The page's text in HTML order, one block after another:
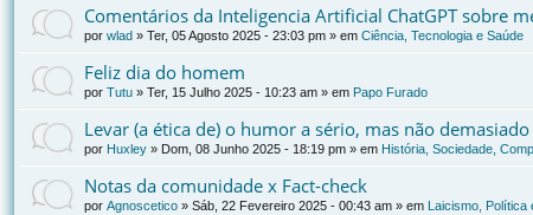
Comentários da Inteligencia Artificial ChatGPT sobre
por wlad » Ter, 05 Agosto 2025 - 23:03 pm » em Ciência, Tecnologia e Saúde
Feliz dia do homem
por Tutu » Ter, 15 Julho 2025 - 10:23 am » em Papo Furado
Levar (a ética de) o humor a sério, mas não demasiado
por Huxley » Dom, 08 Junho 2025 - 18:19 pm » em História, Sociedade,
Notas da comunidade x Fact-check
por Agnoscetico » Sáb, 22 Fevereiro 2025 - 00:43 am » em Laicismo,